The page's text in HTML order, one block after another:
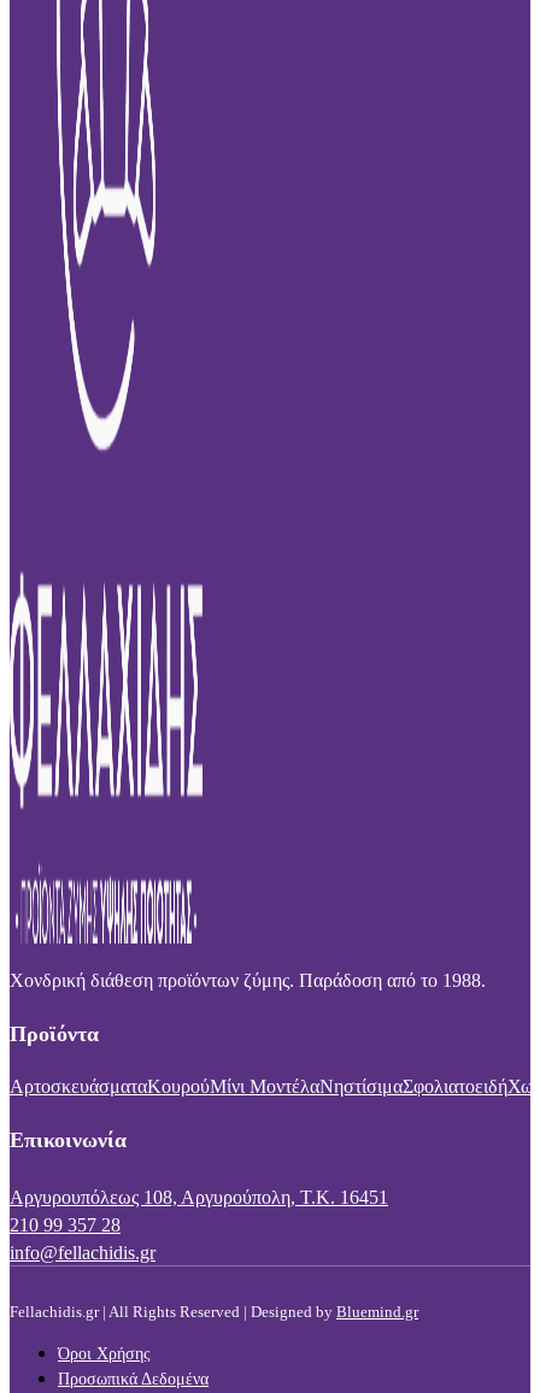
Χονδρική διάθεση προϊόντων ζύμης. Παράδοση από το 1988.
Προϊόντα
ΑρτοσκευάσματαΚουρούΜίνι ΜοντέλαΝηστίσιμαΣφολιατοειδή
Επικοινωνία
Αργυρουπόλεως 108, Αργυρούπολη, Τ.Κ. 16451
210 99 357 28
info@fellachidis.gr
Fellachidis.gr | All Rights Reserved | Designed by Bluemind.gr
Όροι Χρήσης
Προσωπικά Δεδομένα